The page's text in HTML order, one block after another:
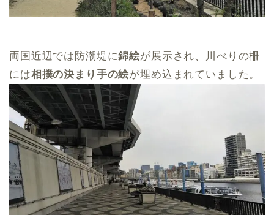
両国近辺では防潮堤に錦絵が展示され、川べりの柵
には相撲の決まり手の絵が埋め込まれていました。